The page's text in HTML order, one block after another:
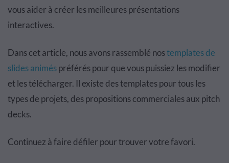
vous aider à créer les meilleures présentations
interactives.
Dans cet article, nous avons rassemblé nostemplates de
slides animéspréférés pour que vous puissiez les modifier
et les télécharger. Il existe des templates pour tous les
types de projets, des propositions commerciales aux pitch
decks.
Continuez à faire défiler pour trouver votre favori.